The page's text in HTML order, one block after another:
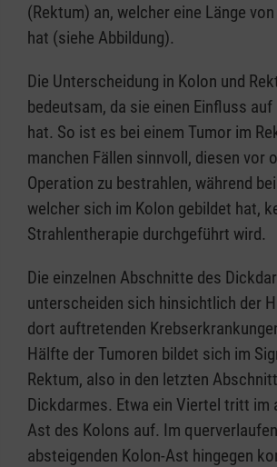
(Rektum) an, welcher eine Länge
hat (siehe Abbildung).
Die Unterscheidung in Kolon und
bedeutsam, da sie einen Einfluss
hat. So ist es bei einem Tumor im
manchen Fällen sinnvoll, diesen vor
Operation zu bestrahlen, während
welcher sich im Kolon gebildet hat,
Strahlentherapie durchgeführt wird.
Die einzelnen Abschnitte des
unterscheiden sich hinsichtlich der
dort auftretenden
Hälfte der Tumoren bildet sich im
Rektum, also in den letzten
Dickdarmes. Etwa ein Viertel tritt im
Ast des Kolons auf. Im
absteigenden Kolon-Ast hingegen